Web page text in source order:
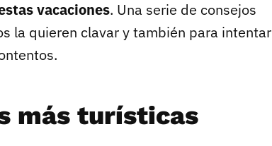
vacaciones. Una serie de consejos
la quieren clavar y también para intentar
más turísticas